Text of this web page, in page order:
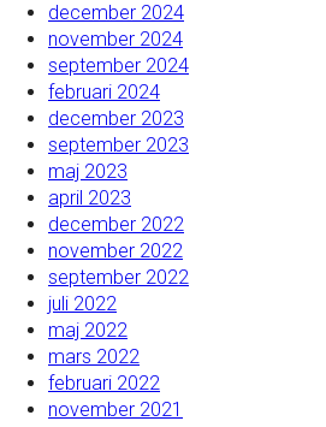
december 2024
november 2024
september 2024
februari 2024
december 2023
september 2023
maj 2023
april 2023
december 2022
november 2022
september 2022
juli 2022
maj 2022
mars 2022
februari 2022
november 2021